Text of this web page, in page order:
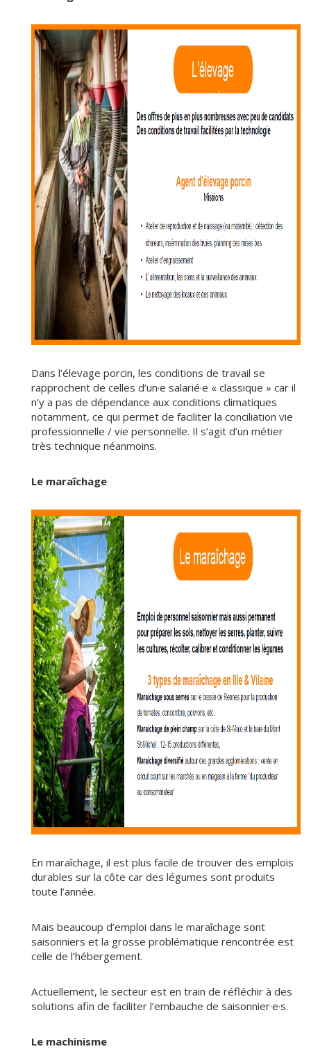
Dans l’élevage porcin, les conditions de travail se
rapprochent de celles d’un·e salarié·e « classique » car il
n’y a pas de dépendance aux conditions climatiques
notamment, ce qui permet de faciliter la conciliation vie
professionnelle / vie personnelle. Il s’agit d’un métier
très technique néanmoins.
Le maraîchage
En maraîchage, il est plus facile de trouver des emplois
durables sur la côte car des légumes sont produits
toute l’année.
Mais beaucoup d’emploi dans le maraîchage sont
saisonniers et la grosse problématique rencontrée est
celle de l’hébergement.
Actuellement, le secteur est en train de réfléchir à des
solutions afin de faciliter l’embauche de saisonnier·e·s.
Le machinisme